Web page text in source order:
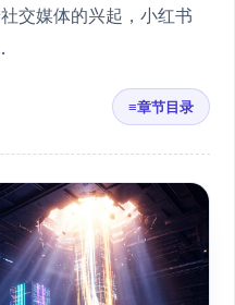
交媒体的兴起，小红书
≡章节目录